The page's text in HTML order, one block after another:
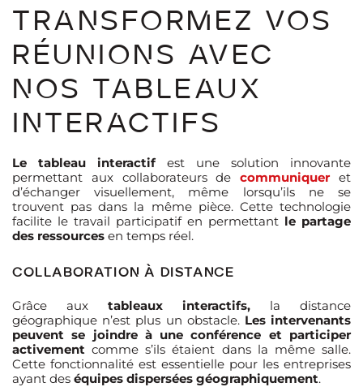
TRANSFORMEZ VOS
RÉUNIONS AVEC
NOS TABLEAUX
INTERACTIFS
Le tableau interactifest une solution innovante
permettant aux collaborateurs decommuniquer et
d’échanger visuellement, même lorsqu’ils ne se
trouvent pas dans la même pièce. Cette technologie
facilite le travail participatif en permettant le partage
des ressources en temps réel.
COLLABORATION À DISTANCE
Grâce aux tableaux interactifs, la distance
géographique n’est plus un obstacle.Les intervenants
peuvent se joindre à une conférence et participer
activement comme s’ils étaient dans la même salle.
Cette fonctionnalité est essentielle pour les entreprises
ayant des équipes dispersées géographiquement.